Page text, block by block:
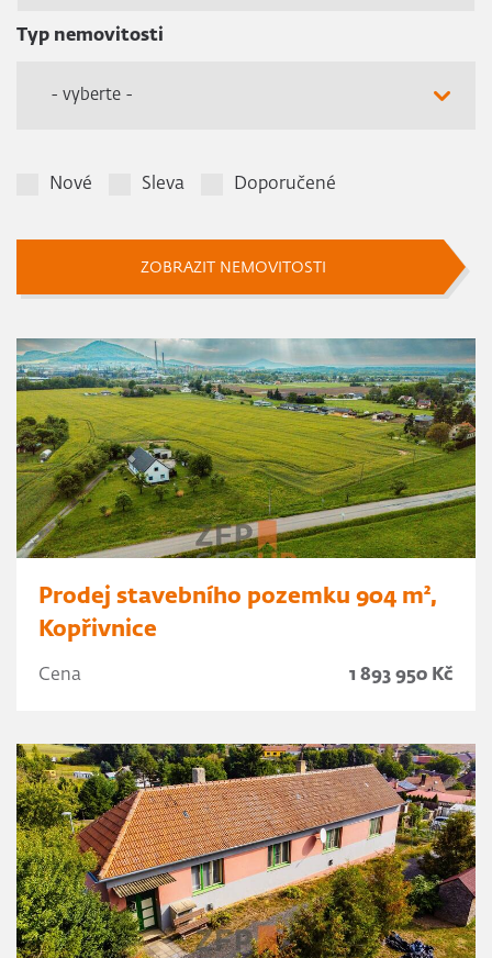
Typ nemovitosti
- vyberte -
Nové Sleva Doporučené
ZOBRAZIT NEMOVITOSTI
Prodej stavebního pozemku 904 m²,
Kopřivnice
Cena 1 893 950 Kč